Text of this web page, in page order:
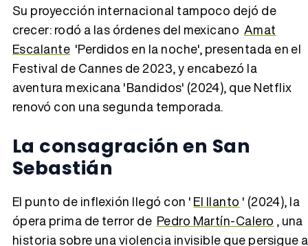
Su proyección internacional tampoco dejó de
crecer: rodó a las órdenes del mexicano Amat
Escalante 'Perdidos en la noche', presentada en el
Festival de Cannes de 2023, y encabezó la
aventura mexicana 'Bandidos' (2024), que Netflix
renovó con una segunda temporada.
La consagración en San
Sebastián
El punto de inflexión llegó con 'El llanto ' (2024), la
ópera prima de terror de Pedro Martín-Calero , una
historia sobre una violencia invisible que persigue a